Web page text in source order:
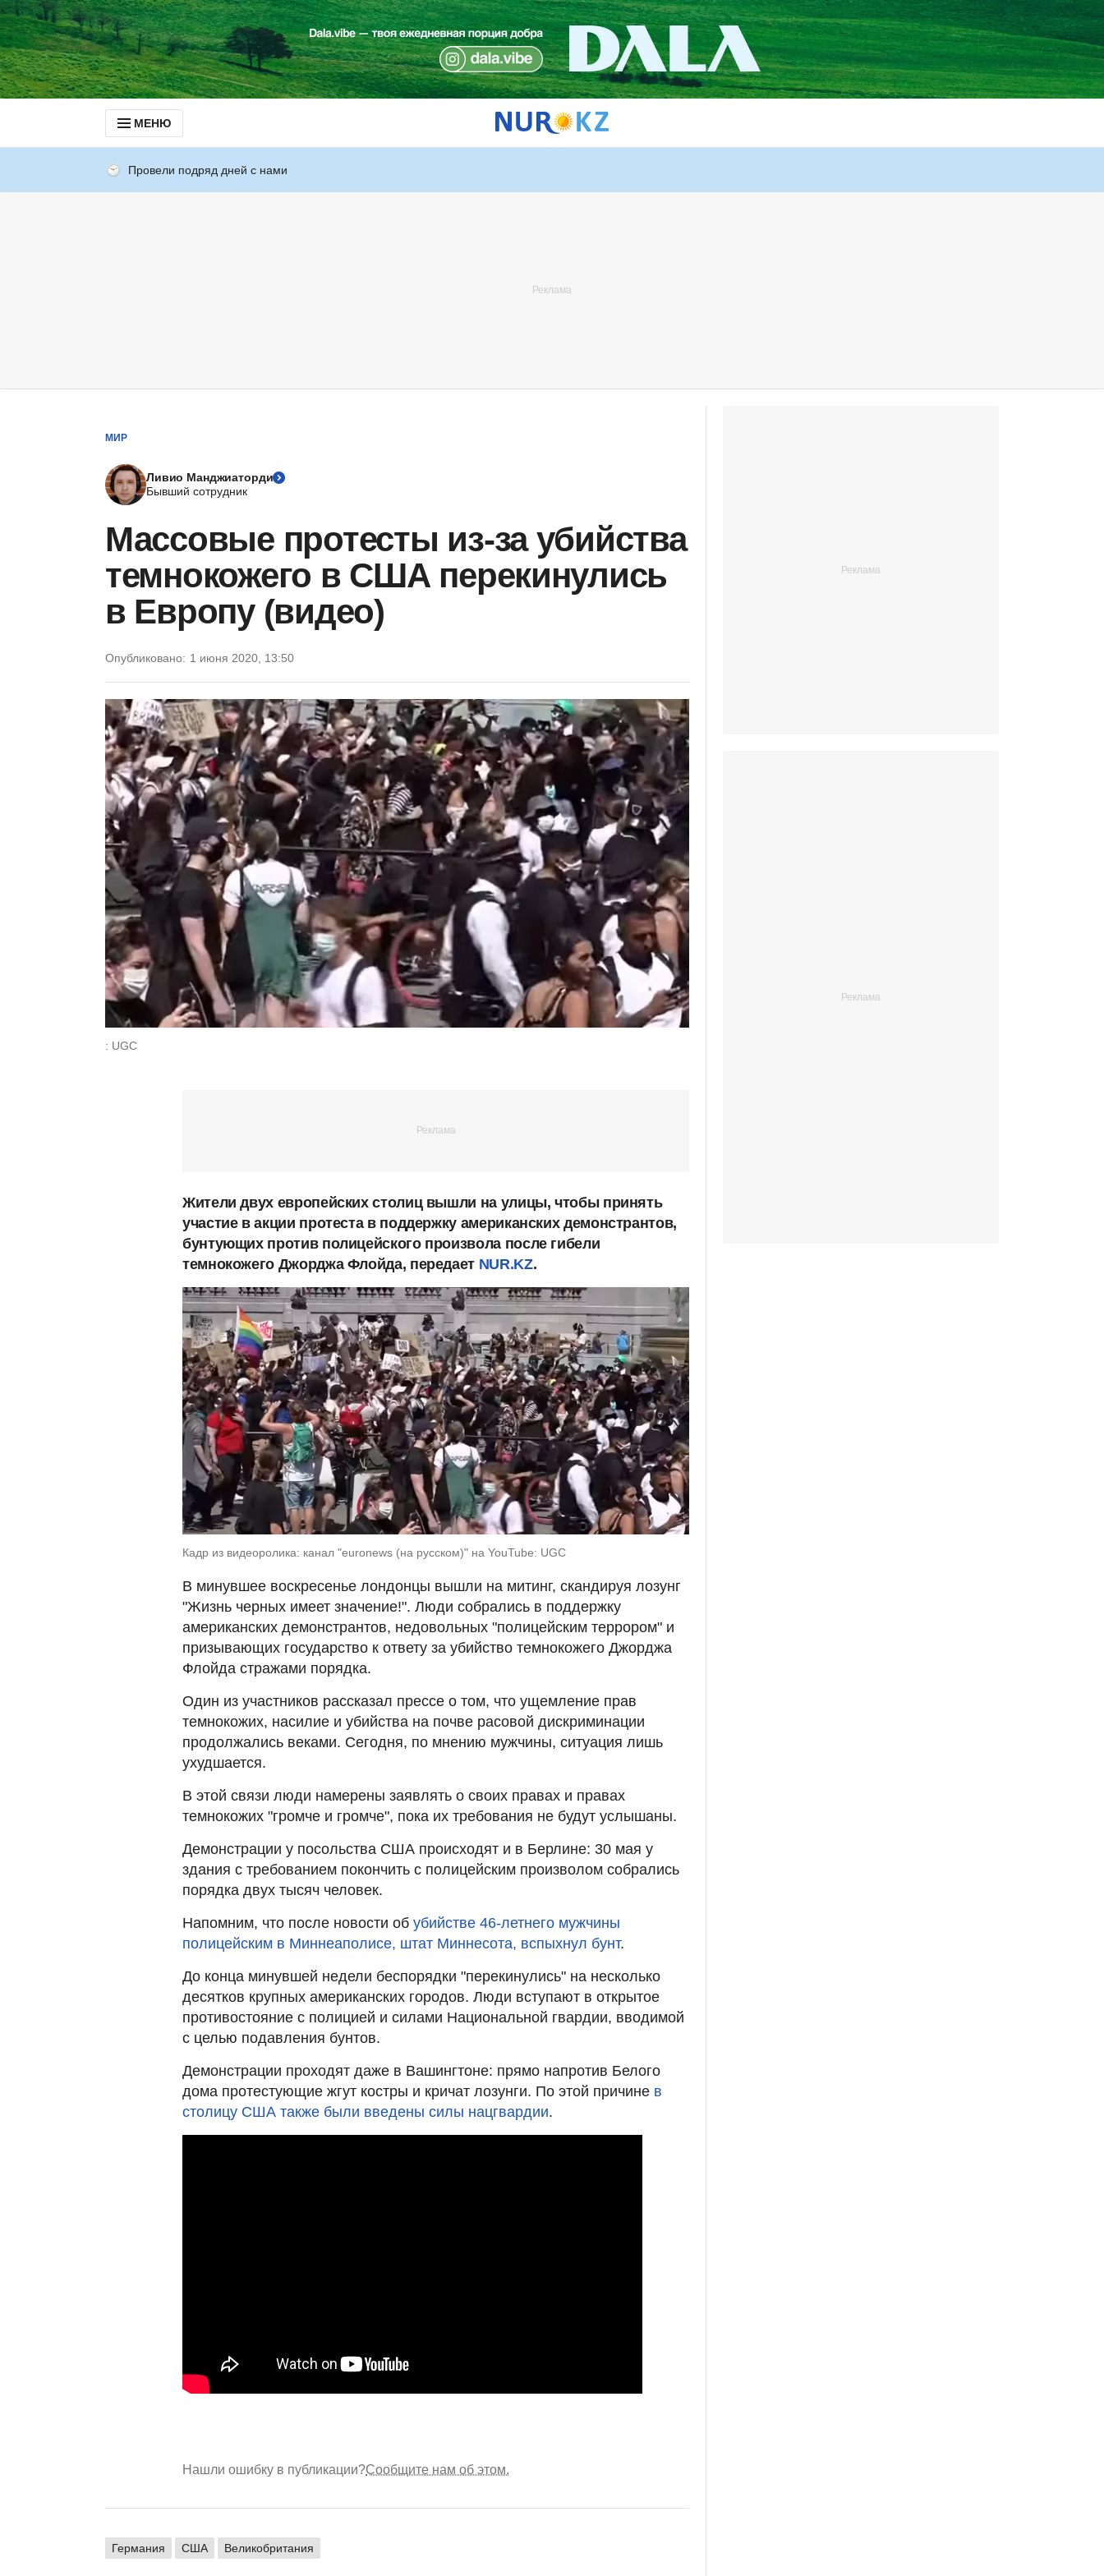
МЕНЮ
Провели подряд дней с нами
МИР
Ливио Манджиаторди
Бывший сотрудник
Массовые протесты из-за убийства
темнокожего в США перекинулись
в Европу (видео)
Опубликовано: 1 июня 2020, 13:50
: UGC
Жители двух европейских столиц вышли на улицы, чтобы принять
участие в акции протеста в поддержку американских демонстрантов,
бунтующих против полицейского произвола после гибели
темнокожего Джорджа Флойда, передает NUR.KZ.
Кадр из видеоролика: канал "euronews (на русском)" на YouTube: UGC
В минувшее воскресенье лондонцы вышли на митинг, скандируя лозунг
"Жизнь черных имеет значение!". Люди собрались в поддержку
американских демонстрантов, недовольных "полицейским террором" и
призывающих государство к ответу за убийство темнокожего Джорджа
Флойда стражами порядка.
Один из участников рассказал прессе о том, что ущемление прав
темнокожих, насилие и убийства на почве расовой дискриминации
продолжались веками. Сегодня, по мнению мужчины, ситуация лишь
ухудшается.
В этой связи люди намерены заявлять о своих правах и правах
темнокожих "громче и громче", пока их требования не будут услышаны.
Демонстрации у посольства США происходят и в Берлине: 30 мая у
здания с требованием покончить с полицейским произволом собрались
порядка двух тысяч человек.
Напомним, что после новости об убийстве 46-летнего мужчины
полицейским в Миннеаполисе, штат Миннесота, вспыхнул бунт.
До конца минувшей недели беспорядки "перекинулись" на несколько
десятков крупных американских городов. Люди вступают в открытое
противостояние с полицией и силами Национальной гвардии, вводимой
с целью подавления бунтов.
Демонстрации проходят даже в Вашингтоне: прямо напротив Белого
дома протестующие жгут костры и кричат лозунги. По этой причине в
столицу США также были введены силы нацгвардии.
Нашли ошибку в публикации?Сообщите нам об этом.
Германия США Великобритания